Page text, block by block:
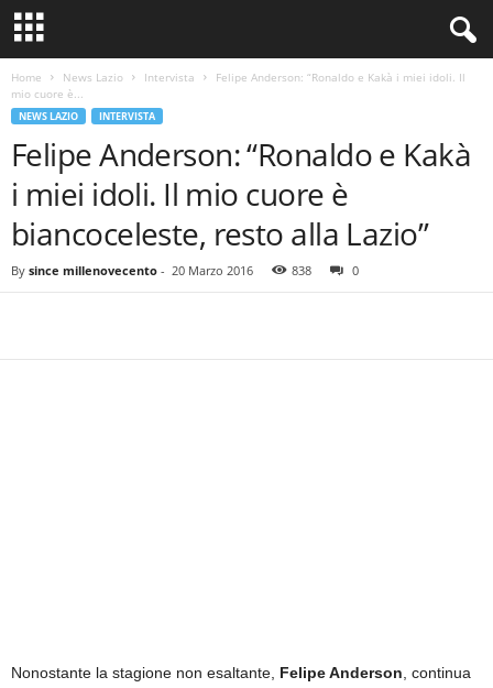
Home News Lazio Intervista
Felipe Anderson: “Ronaldo e Kakà i miei idoli. Il
mio cuore è...
NEWS LAZIO INTERVISTA
Felipe Anderson: “Ronaldo e Kakà
i miei idoli. Il mio cuore è
biancoceleste, resto alla Lazio”
By since millenovecento - 20 Marzo 2016 838 0
Nonostante la stagione non esaltante, Felipe Anderson , continua